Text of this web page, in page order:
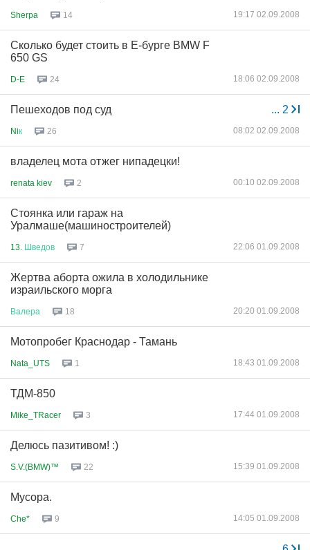
Sherpa 14 19:17 02.09.2008
Сколько будет стоить в Е-бурге BMW F
650 GS
D-E 24 18:06 02.09.2008
... 2
Пешеходов под суд
Niк 26 08:02 02.09.2008
владелец мота отжег нипадецки!
renata kiev 2 00:10 02.09.2008
Стоянка или гараж на
Уралмаше(машиностроителей)
13. Шведов 7 22:06 01.09.2008
Жертва аборта ожила в холодильнике
израильского морга
Валера 18 20:20 01.09.2008
Мотопробег Краснодар - Тамань
Nata_UTS 1 18:43 01.09.2008
ТДМ-850
Mike_TRacer 3 17:44 01.09.2008
Делюсь пазитивом! :)
S.V.(BMW)™ 22 15:39 01.09.2008
Мусора.
Che* 9 14:05 01.09.2008